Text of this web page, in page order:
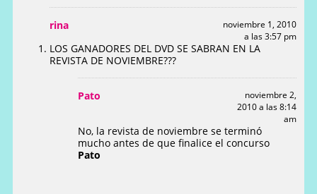
rina
noviembre 1, 2010
a las 3:57 pm
LOS GANADORES DEL DVD SE SABRAN EN LA
REVISTA DE NOVIEMBRE???
Pato
noviembre 2,
2010 a las 8:14
am
No, la revista de noviembre se terminó
mucho antes de que finalice el concurso
Pato